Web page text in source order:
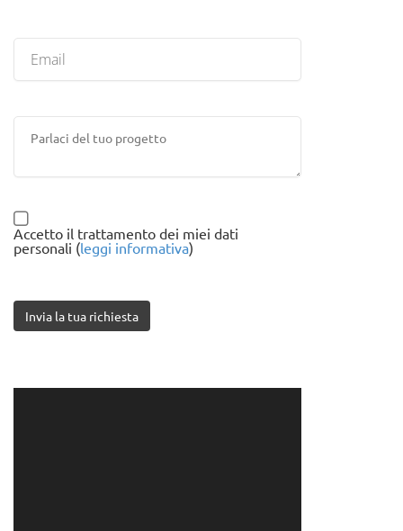
Accetto il trattamento dei miei dati
personali (leggi informativa)
Invia la tua richiesta